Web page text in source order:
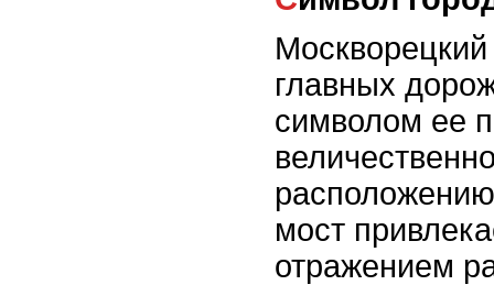
главных
символом ее
мост
отражением